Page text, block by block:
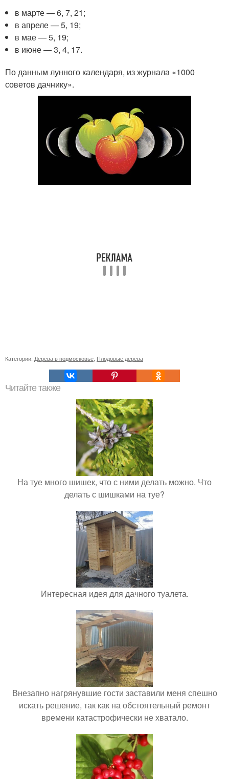
в марте — 6, 7, 21;
в апреле — 5, 19;
в мае — 5, 19;
в июне — 3, 4, 17.
По данным лунного календаря, из журнала «1000
советов дачнику».
Категории: Дерева в подмосковье Плодовые дерева
Читайте также
На туе много шишек, что с ними делать можно. Что
делать с шишками на туе?
Интересная идея для дачного туалета.
Внезапно нагрянувшие гости заставили меня спешно
искать решение, так как на обстоятельный ремонт
времени катастрофически не хватало.